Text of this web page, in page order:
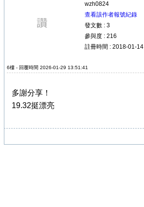
wzh0824
查看該作者報號紀錄
發文數 : 3
參與度 : 216
註冊時間 : 2018-01-14
6樓 - 回覆時間 2026-01-29 13:51:41
多謝分享！
19.32挺漂亮